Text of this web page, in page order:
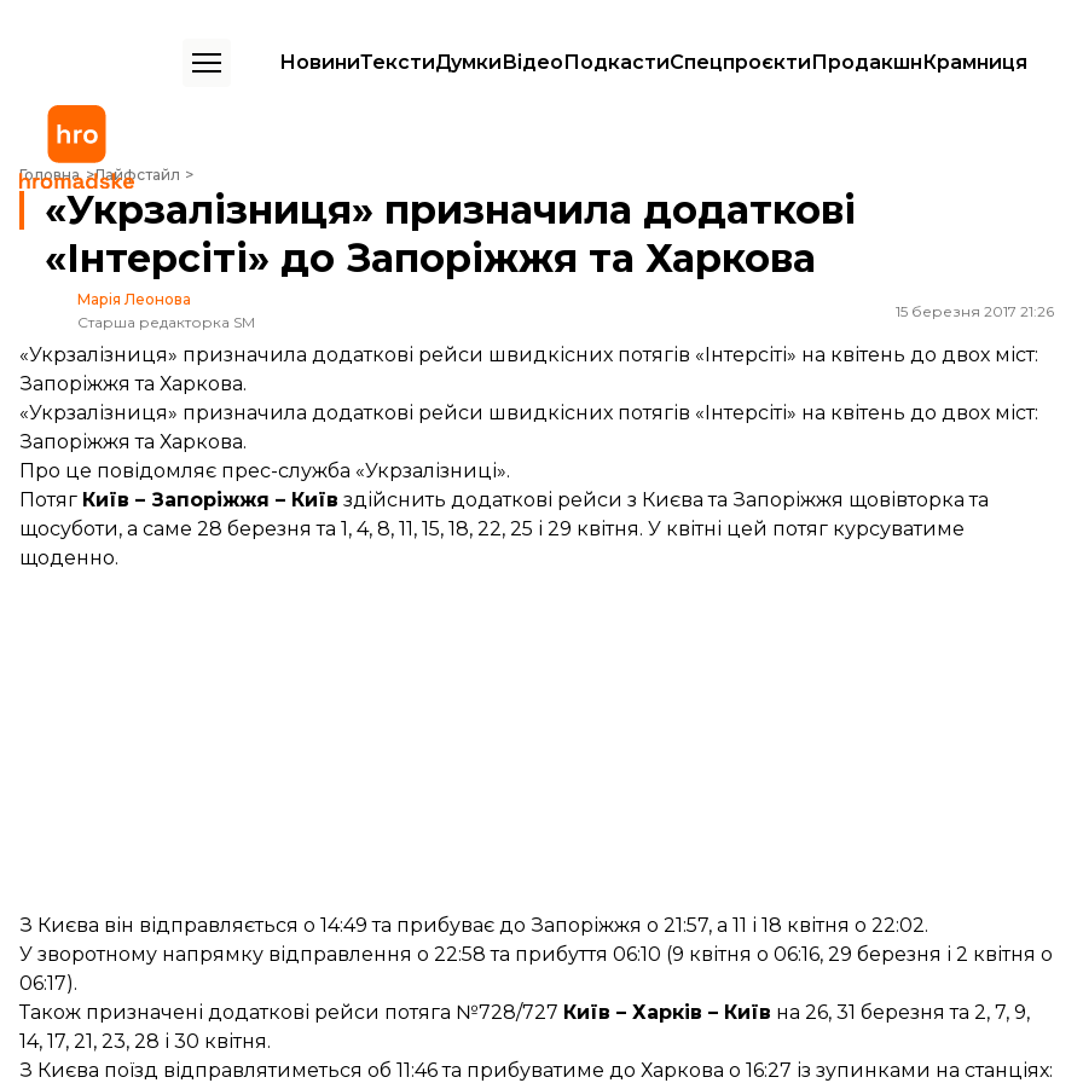
НовиниТекстиДумкиВідеоПодкастиСпецпроєктиПродакшнКрамниця
Головна Лайфстайл
«Укрзалізниця» призначила додаткові «Інтерсіті» до Запоріжжя та Харкова
«Укрзалізниця» призначила додаткові
«Інтерсіті» до Запоріжжя та Харкова
Марія Леонова
Старша редакторка SM
15 березня 2017 21:26
«Укрзалізниця» призначила додаткові рейси швидкісних потягів «Інтерсіті» на квітень до двох міст:
Запоріжжя та Харкова.
«Укрзалізниця» призначила додаткові рейси швидкісних потягів «Інтерсіті» на квітень до двох міст:
Запоріжжя та Харкова.
Про це повідомляє прес-служба «Укрзалізниці».
Потяг Київ – Запоріжжя – Київ здійснить додаткові рейси з Києва та Запоріжжя щовівторка та
щосуботи, а саме 28 березня та 1, 4, 8, 11, 15, 18, 22, 25 і 29 квітня. У квітні цей потяг курсуватиме
щоденно.
З Києва він відправляється о 14:49 та прибуває до Запоріжжя о 21:57, а 11 і 18 квітня о 22:02.
У зворотному напрямку відправлення о 22:58 та прибуття 06:10 (9 квітня о 06:16, 29 березня і 2 квітня о
06:17).
Також призначені додаткові рейси потяга №728/727 Київ – Харків – Київ на 26, 31 березня та 2, 7, 9,
14, 17, 21, 23, 28 і 30 квітня.
З Києва поїзд відправлятиметься об 11:46 та прибуватиме до Харкова о 16:27 із зупинками на станціях: